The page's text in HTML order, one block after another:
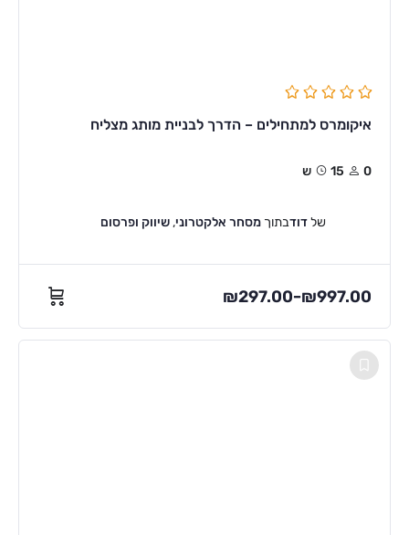
איקומרס למתחילים – הדרך לבניית מותג מצליח
0 15ש
שלדודבתוך מסחר אלקטרוני, שיווק ופרסום
₪297.00–₪997.00